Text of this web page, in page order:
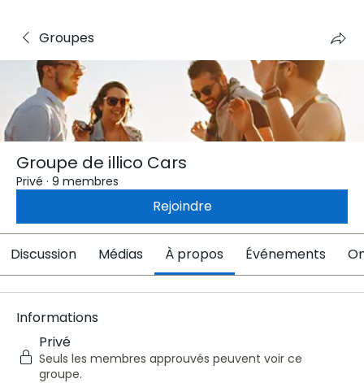
Groupes
Groupe de illico Cars
Privé · 9 membres
Rejoindre
Discussion Médias À propos Événements
Informations
Privé
Seuls les membres approuvés peuvent voir ce
groupe.